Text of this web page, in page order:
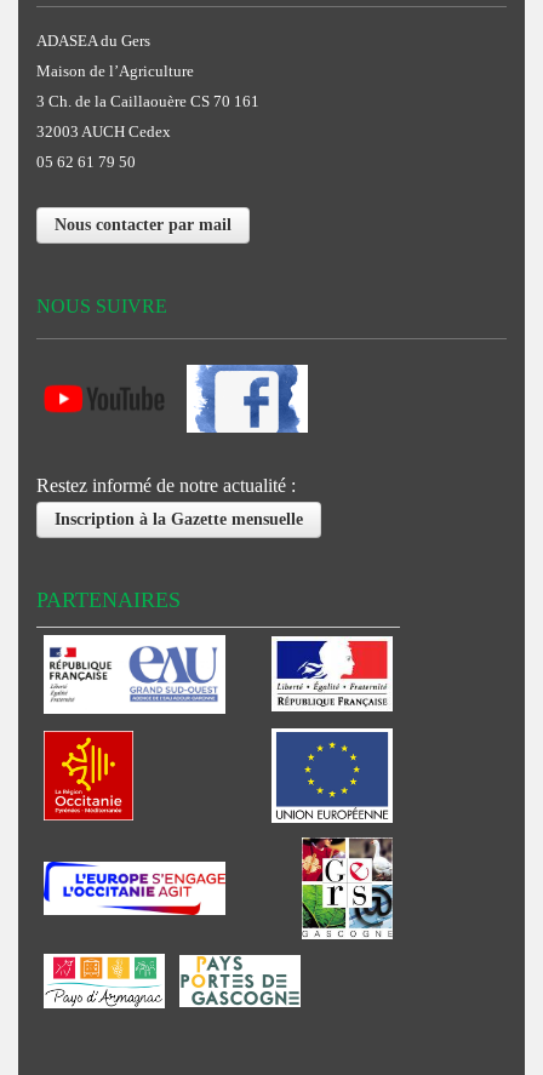
ADASEA du Gers
Maison de l’Agriculture
3 Ch. de la Caillaouère CS 70 161
32003 AUCH Cedex
05 62 61 79 50
Nous contacter par mail
NOUS SUIVRE
Restez informé de notre actualité :
Inscription à la Gazette mensuelle
PARTENAIRES